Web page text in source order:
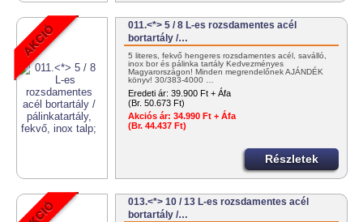
011.<*> 5 / 8 L-es rozsdamentes acél
bortartály /…
5 literes, fekvő hengeres rozsdamentes acél, saválló,
inox bor és pálinka tartály Kedvezményes
Magyarországon! Minden megrendelőnek AJÁNDÉK
könyv! 30/383-4000 …
Eredeti ár: 39.900 Ft + Áfa
(Br. 50.673 Ft)
Akciós ár: 34.990 Ft + Áfa
(Br. 44.437 Ft)
Részletek
013.<*> 10 / 13 L-es rozsdamentes acél
bortartály /…